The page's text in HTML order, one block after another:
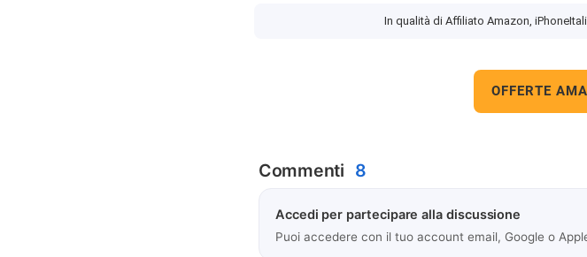
In qualità di Affiliato Amazon,
OFFERTE
Commenti 8
Accedi per partecipare alla discussione
Puoi accedere con il tuo account email, Google o